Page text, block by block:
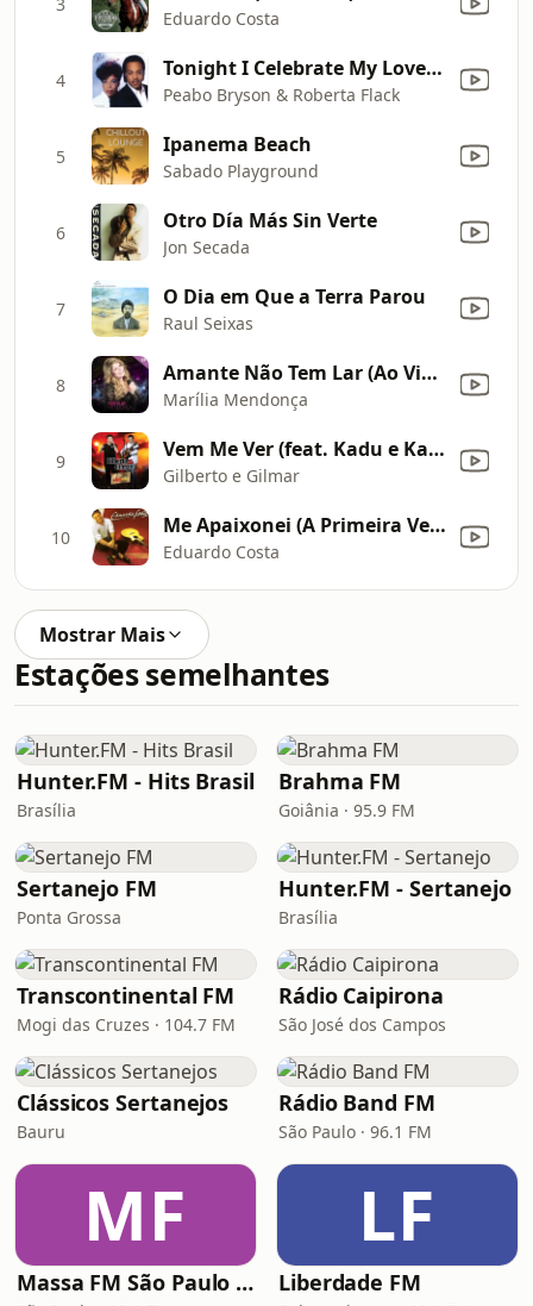
Eduardo Costa
4 Tonight I Celebrate My Love (feat. Roberta Flack)
Peabo Bryson & Roberta Flack
5 Ipanema Beach
Sabado Playground
6 Otro Día Más Sin Verte
Jon Secada
7 O Dia em Que a Terra Parou
Raul Seixas
8 Amante Não Tem Lar (Ao Vivo)
Marília Mendonça
9 Vem Me Ver (feat. Kadu e Kaike) [Ao Vivo]
Gilberto e Gilmar
10 Me Apaixonei (A Primeira Vez Que Eu Te Vi)
Eduardo Costa
Mostrar Mais
Estações semelhantes
Hunter.FM - Hits Brasil
Brasília
Brahma FM
Goiânia · 95.9 FM
Sertanejo FM
Ponta Grossa
Hunter.FM - Sertanejo
Brasília
Transcontinental FM
Mogi das Cruzes · 104.7 FM
Rádio Caipirona
São José dos Campos
Clássicos Sertanejos
Bauru
Rádio Band FM
São Paulo · 96.1 FM
MF
Massa FM São Paulo 92.9
LF
Liberdade FM